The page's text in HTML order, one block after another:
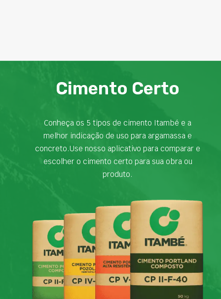
Cimento Certo
Conheça os 5 tipos de cimento Itambé e a
melhor indicação de uso para argamassa e
concreto.Use nosso aplicativo para comparar e
escolher o cimento certo para sua obra ou
produto.